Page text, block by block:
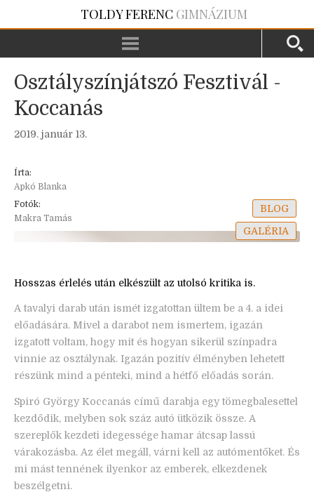
TOLDY FERENC GIMNÁZIUM
Osztályszínjátszó Fesztivál -
Koccanás
2019. január 13.
Írta:
Apkó Blanka
Fotók:
Makra Tamás
BLOG
GALÉRIA
Hosszas érlelés után elkészült az utolsó kritika is.
A tavalyi darab után ismét izgatottan ültem be a 4. a idei
előadására. Mivel a darabot nem ismertem, igazán
izgatott voltam, hogy mit és hogyan sikerül színpadra
vinnie az osztálynak. Igazán pozitív élményben lehetett
részünk mind a pénteki, mind a hétfő előadás során.
Spiró György Koccanás című darabja egy tömegbalesettel
kezdődik, melyben sok száz autó ütközik össze. A
szereplők kezdeti idegessége hamar átcsap lassú
várakozásba. Az élet megáll, várni kell az autómentőket. És
mi mást tennének ilyenkor az emberek, elkezdenek
beszélgetni.